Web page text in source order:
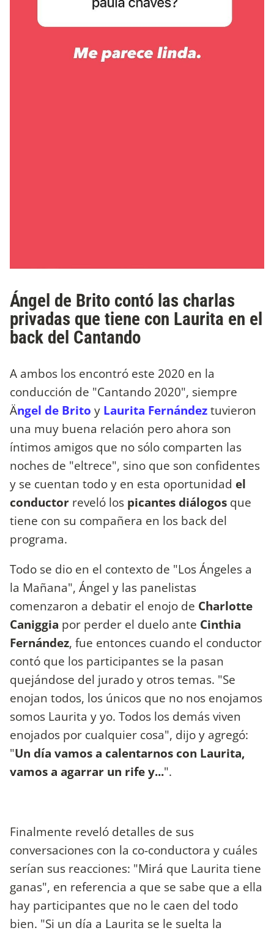
Ángel de Brito contó las charlas
privadas que tiene con Laurita en el
back del Cantando
A ambos los encontró este 2020 en la
conducción de "Cantando 2020", siempre
Ängel de Brito y Laurita Fernándeztuvieron
una muy buena relación pero ahora son
íntimos amigos que no sólo comparten las
noches de "eltrece", sino que son confidentes
y se cuentan todo y en esta oportunidad el
conductor reveló los picantes diálogos que
tiene con su compañera en los back del
programa.
Todo se dio en el contexto de "Los Ángeles a
la Mañana", Ángel y las panelistas
comenzaron a debatir el enojo de Charlotte
Caniggia por perder el duelo ante Cinthia
Fernández, fue entonces cuando el conductor
contó que los participantes se la pasan
quejándose del jurado y otros temas. "Se
enojan todos, los únicos que no nos enojamos
somos Laurita y yo. Todos los demás viven
enojados por cualquier cosa", dijo y agregó:
"Un día vamos a calentarnos con Laurita,
vamos a agarrar un rife y...".
Finalmente reveló detalles de sus
conversaciones con la co-conductora y cuáles
serían sus reacciones: "Mirá que Laurita tiene
ganas", en referencia a que se sabe que a ella
hay participantes que no le caen del todo
bien. "Si un día a Laurita se le suelta la